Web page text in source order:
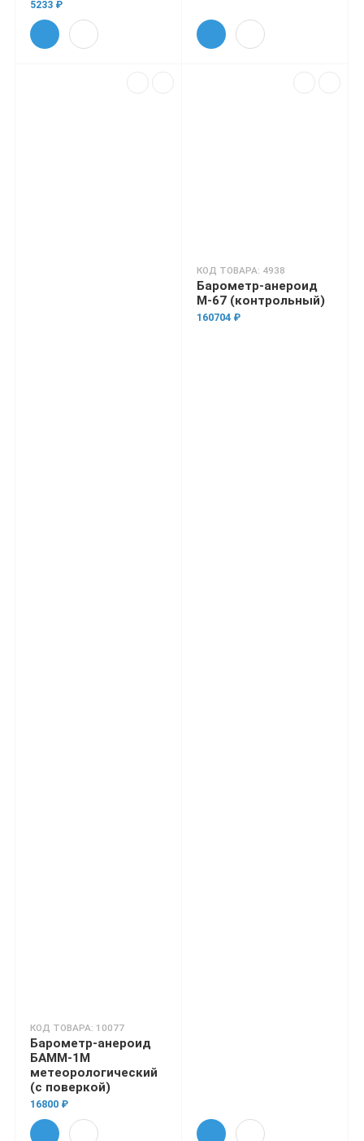
5233 ₽
КОД ТОВАРА: 10077
Барометр-анероид
БАММ-1М
метеорологический
(с поверкой)
16800 ₽
КОД ТОВАРА: 4938
Барометр-анероид
М-67 (контрольный)
160704 ₽